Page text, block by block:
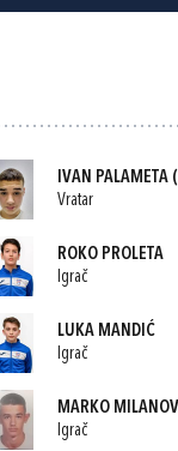
IVAN PALAMETA
Vratar
ROKO PROLETA
Igrač
LUKA MANDIĆ
Igrač
MARKO
Igrač